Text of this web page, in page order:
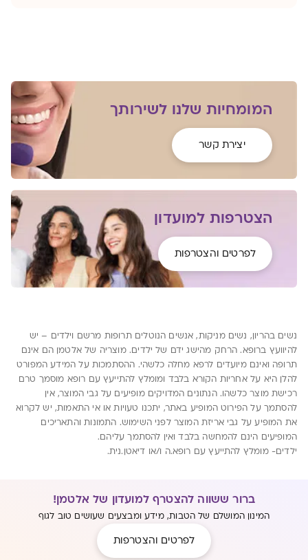
המומחיות שלנו לשירותך
יצירת קשר
הצטרפות למועדון
לפרטים והצטרפות
נשים בהריון, נשים מניקות, אנשים הנוטלים תרופות מרשם וילדים – יש
להיוועץ ברופא. הרחק מהישג ידם של ילדים. מוצריה של אלטמן הם אינם
תרופה ואינם מיועדים לרפא מחלה כלשהי. ההסתמכות על המידע המפורט
להלן היא על אחריות הקורא בלבד ומומלץ להתייעץ עם רופא מוסמך טרם
רכישת מוצר כלשהו. הנתונים המדויקים מופיעים על גבי המוצר, אין
להסתמך על הפירוט המופיע באתר, יתכנו טעויות או אי התאמות, יש לקרוא
את המופיע על גבי אריזת המוצר לפני השימוש. התמונות והתאריכים
המופיעים הינם להמחשה בלבד ואין להסתמך עליהם.
ילדים- מומלץ להתייעץ עם רופא.ה ו/או דיאטן.נית.
ברור ששווה להצטרף למועדון של אלטמן!
המינון המושלם של הטבות, מידע ומבצעים שעושים טוב לגוף
לפרטים והצטרפות